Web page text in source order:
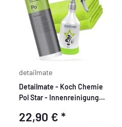
detailmate
Detailmate - Koch Chemie
Pol Star - Innenreinigungs
22,90 €*